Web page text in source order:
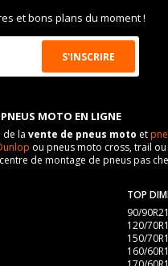
et bons plans du moment !
MOTO EN LIGNE
de la vente de pneus moto et
ou pneus moto cross, trail
de montage de pneus pas
TOP
90/90R21
120/
150/
160/